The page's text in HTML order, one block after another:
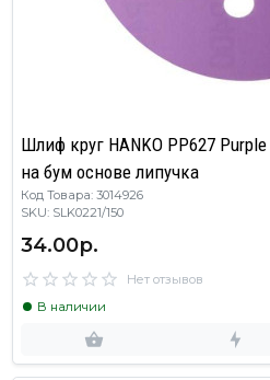
Шлиф круг HANKO PP627
на бум основе липучка
Код Товара: 3014926
SKU: SLK0221/150
34.00р.
Нет отзывов
В наличии